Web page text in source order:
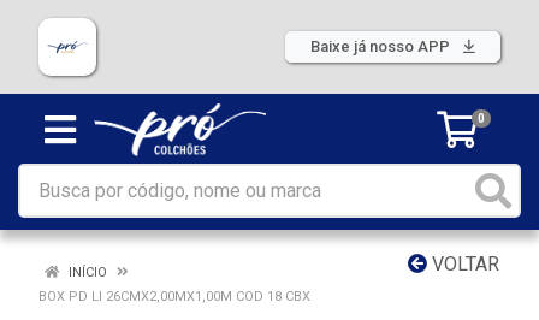
Baixe já nosso APP
0
VOLTAR
INÍCIO
BOX PD LI 26CMX2,00MX1,00M COD 18 CBX